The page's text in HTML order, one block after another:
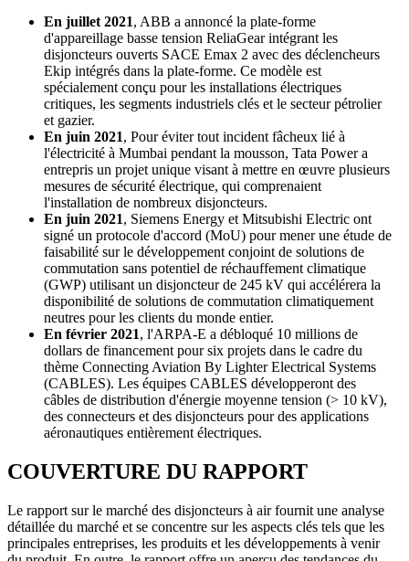
En juillet 2021, ABB a annoncé la plate-forme
d'appareillage basse tension ReliaGear intégrant les
disjoncteurs ouverts SACE Emax 2 avec des déclencheurs
Ekip intégrés dans la plate-forme. Ce modèle est
spécialement conçu pour les installations électriques
critiques, les segments industriels clés et le secteur pétrolier
et gazier.
En juin 2021, Pour éviter tout incident fâcheux lié à
l'électricité à Mumbai pendant la mousson, Tata Power a
entrepris un projet unique visant à mettre en œuvre plusieurs
mesures de sécurité électrique, qui comprenaient
l'installation de nombreux disjoncteurs.
En juin 2021, Siemens Energy et Mitsubishi Electric ont
signé un protocole d'accord (MoU) pour mener une étude de
faisabilité sur le développement conjoint de solutions de
commutation sans potentiel de réchauffement climatique
(GWP) utilisant un disjoncteur de 245 kV qui accélérera la
disponibilité de solutions de commutation climatiquement
neutres pour les clients du monde entier.
En février 2021, l'ARPA-E a débloqué 10 millions de
dollars de financement pour six projets dans le cadre du
thème Connecting Aviation By Lighter Electrical Systems
(CABLES). Les équipes CABLES développeront des
câbles de distribution d'énergie moyenne tension (> 10 kV),
des connecteurs et des disjoncteurs pour des applications
aéronautiques entièrement électriques.
COUVERTURE DU RAPPORT
Le rapport sur le marché des disjoncteurs à air fournit une analyse
détaillée du marché et se concentre sur les aspects clés tels que les
principales entreprises, les produits et les développements à venir